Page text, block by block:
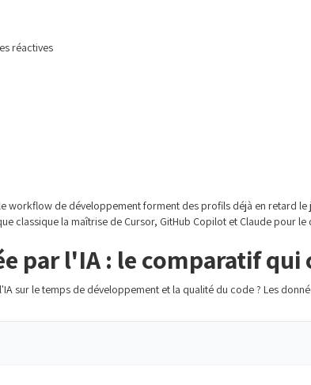
réactives
workflow de développement forment des profils déjà en retard
classique la maîtrise de Cursor, GitHub Copilot et Claude pour le
par l'IA : le comparatif qui
sur le temps de développement et la qualité du code ? Les